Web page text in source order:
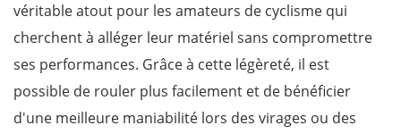
véritable atout pour les amateurs de cyclisme qui
cherchent à alléger leur matériel sans compromettre
ses performances. Grâce à cette légèreté, il est
possible de rouler plus facilement et de bénéficier
d'une meilleure maniabilité lors des virages ou des